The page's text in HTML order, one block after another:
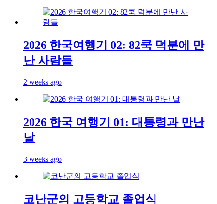
2026 한국여행기 02: 82쿡 덕분에 만
난 사람들
2 weeks ago
2026 한국 여행기 01: 대통령과 만난
날
3 weeks ago
코난군의 고등학교 졸업식